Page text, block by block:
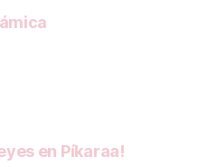
en Píkaraa!